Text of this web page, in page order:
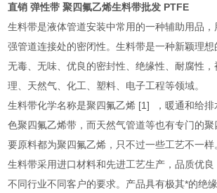
直销 弹性带 聚四氟乙烯生料带批发 PTFE
生料带是液体管道安装中常用的一种辅助用品
强管道连接处的密闭性。生料带是一种新颖理
无毒、无味、优良的密封性、绝缘性、耐腐性
理、天然气、化工、塑料、电子工程等领域。
生料带化学名称是聚四氟乙烯 [1] ，暖通和给排
色聚四氟乙烯带，而天然气管道等也有专门的
要原料都为聚四氟乙烯，只不过一些工艺不一样
生料带采用进口材料和先进工艺生产，品质优良
不同行业不同客户的要求。产品具有极其*的绝